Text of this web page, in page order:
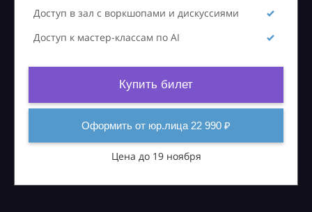
Доступ в зал с воркшопами и дискуссиями
Доступ к мастер-классам по AI
Купить билет
Оформить от юр.лица 22 990 ₽
Цена до 19 ноября